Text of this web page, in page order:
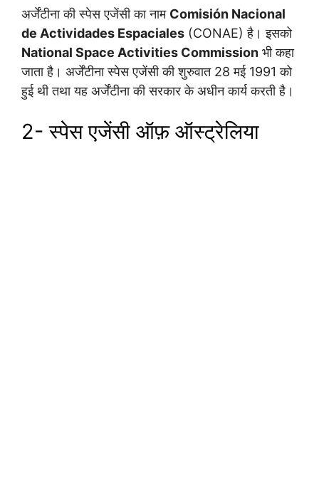
अर्जेंटीना की स्पेस एजेंसी का नाम Comisión Nacional
de Actividades Espaciales (CONAE) है। इसको
National Space Activities Commission भी कहा
जाता है। अर्जेंटीना स्पेस एजेंसी की शुरुवात 28 मई 1991 को
हुई थी तथा यह अर्जेंटीना की सरकार के अधीन कार्य करती है।
2- स्पेस एजेंसी ऑफ़ ऑस्ट्रेलिया